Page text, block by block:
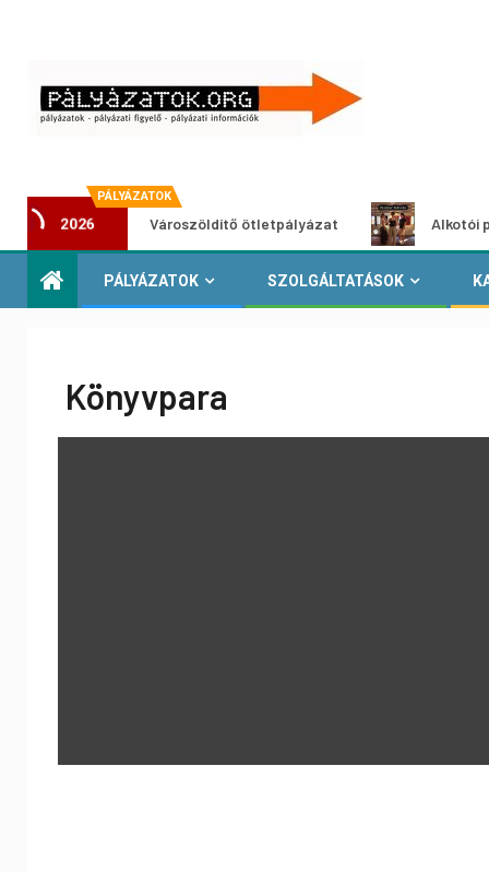
PÁLYÁZATOK
2026Városzöldítő ötletpályázat Alkotói pályázat
PÁLYÁZATOK SZOLGÁLTATÁSOK
Könyvpara